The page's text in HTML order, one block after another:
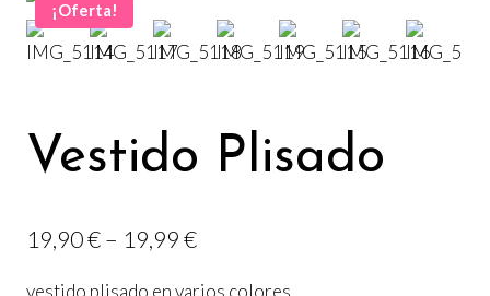
¡Oferta!
Vestido Plisado
19,90€– 19,99€Rango
vestido plisado en varios colores